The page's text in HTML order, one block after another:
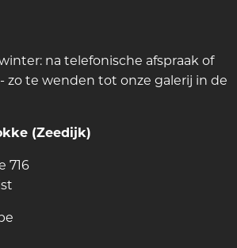
na telefonische afspraak of
zo te wenden tot onze galerij in de
(Zeedijk)
716